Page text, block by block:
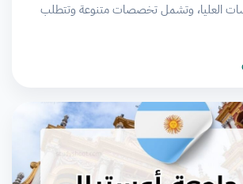
العليا، وتشمل تخصصات متنوعة وتتطلب